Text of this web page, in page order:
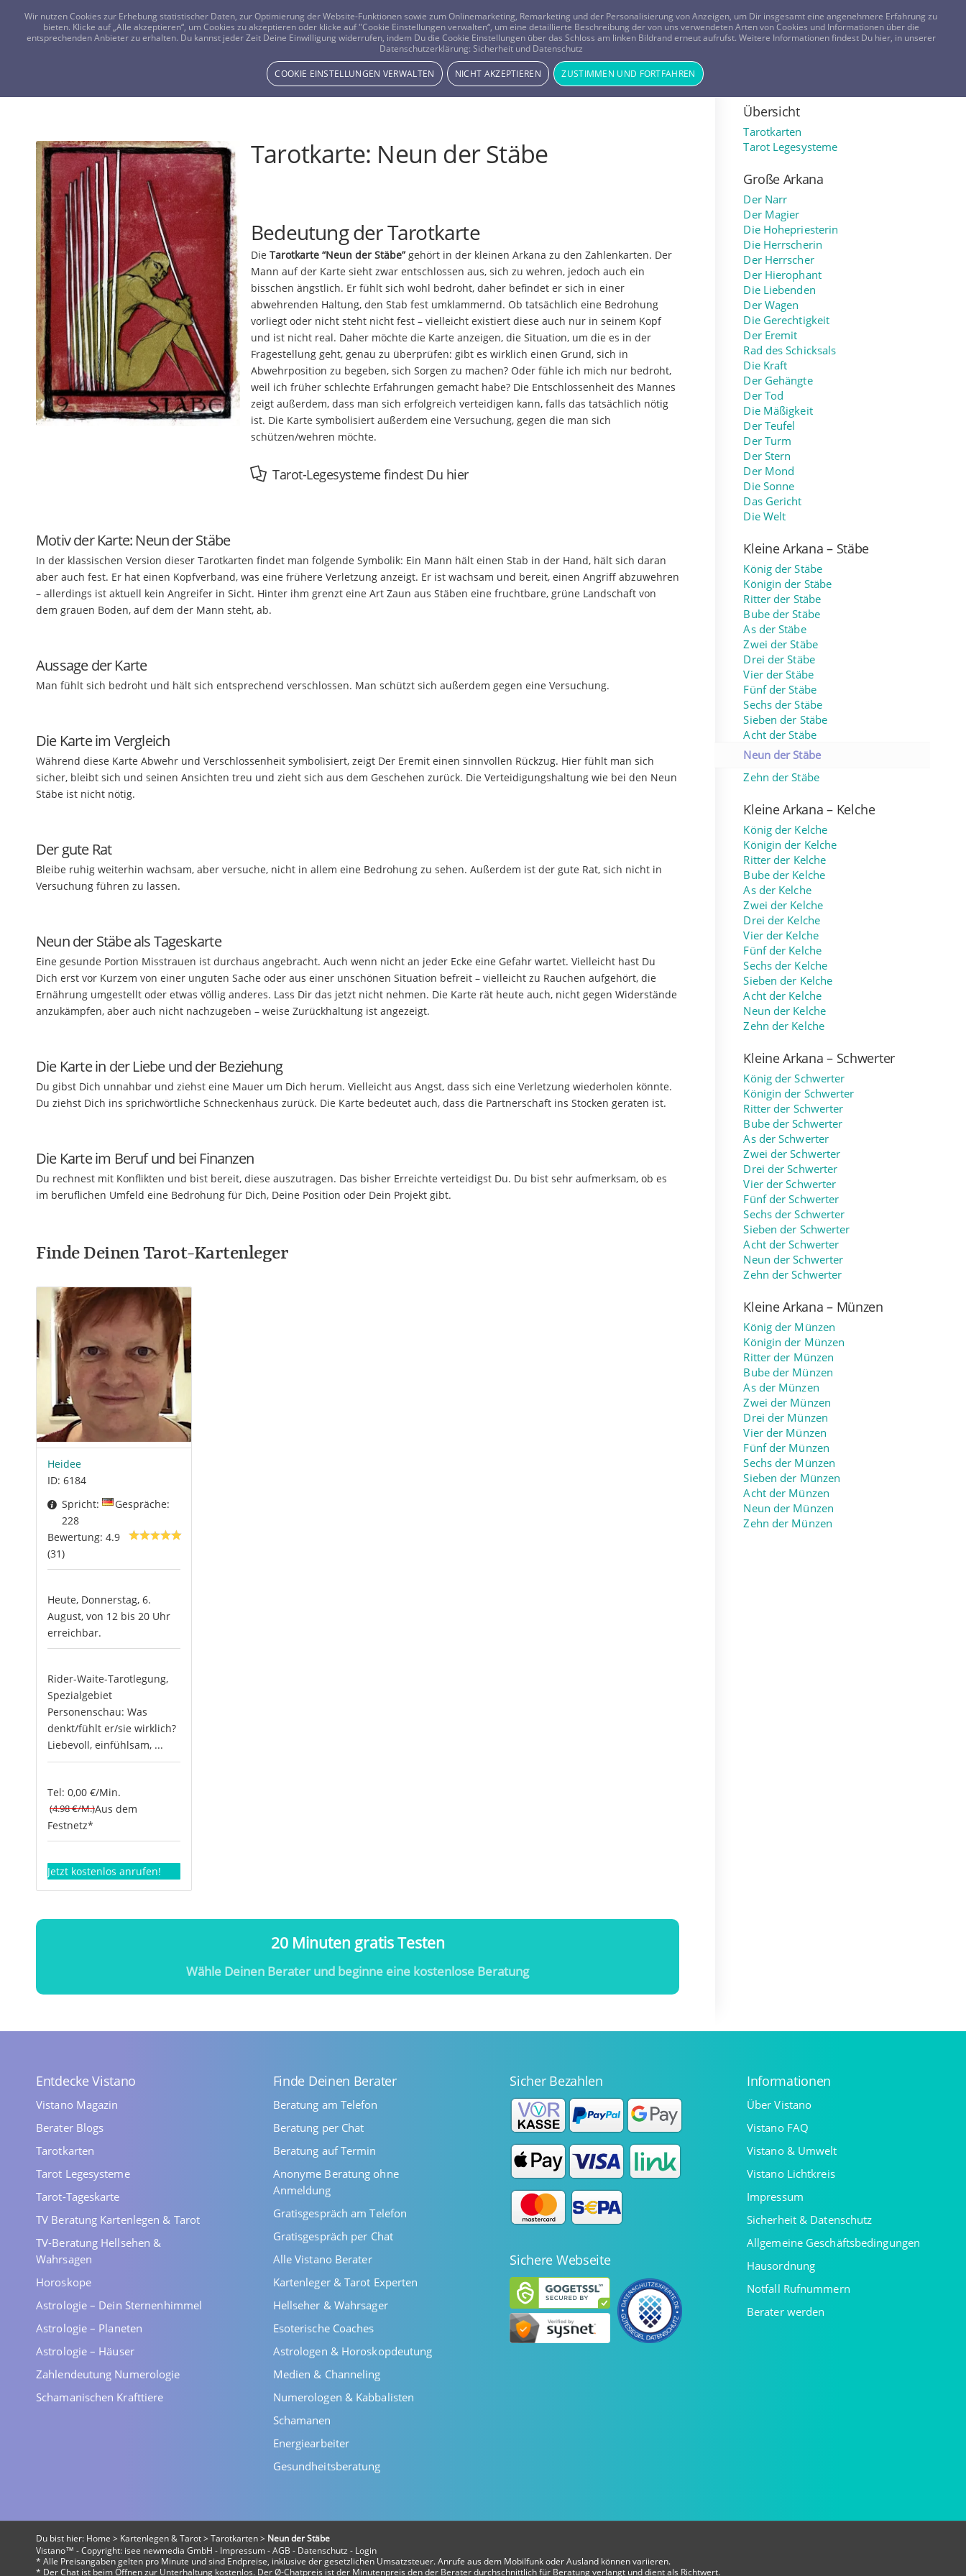
FRAGEN? KOSTENLOS ANRUFEN: 0800-8478266
Beratung Horoskope Tageskarte Magazin ANMELDEN REGISTRIEREN
Tarotkarte: Neun der Stäbe
Bedeutung der Tarotkarte
Die Tarotkarte “Neun der Stäbe”gehört in der kleinen Arkana zu den Zahlenkarten. Der
Mann auf der Karte sieht zwar entschlossen aus, sich zu wehren, jedoch auch ein
bisschen ängstlich. Er fühlt sich wohl bedroht, daher befindet er sich in einer
abwehrenden Haltung, den Stab fest umklammernd. Ob tatsächlich eine Bedrohung
vorliegt oder nicht steht nicht fest – vielleicht existiert diese auch nur in seinem Kopf
und ist nicht real. Daher möchte die Karte anzeigen, die Situation, um die es in der
Fragestellung geht, genau zu überprüfen: gibt es wirklich einen Grund, sich in
Abwehrposition zu begeben, sich Sorgen zu machen? Oder fühle ich mich nur bedroht,
weil ich früher schlechte Erfahrungen gemacht habe? Die Entschlossenheit des Mannes
zeigt außerdem, dass man sich erfolgreich verteidigen kann, falls das tatsächlich nötig
ist. Die Karte symbolisiert außerdem eine Versuchung, gegen die man sich
schützen/wehren möchte.
Tarot-Legesysteme findest Du hier
Motiv der Karte: Neun der Stäbe
In der klassischen Version dieser Tarotkarten findet man folgende Symbolik: Ein Mann hält einen Stab in der Hand, hält sich daran
aber auch fest. Er hat einen Kopfverband, was eine frühere Verletzung anzeigt. Er ist wachsam und bereit, einen Angriff abzuwehren
– allerdings ist aktuell kein Angreifer in Sicht. Hinter ihm grenzt eine Art Zaun aus Stäben eine fruchtbare, grüne Landschaft von
dem grauen Boden, auf dem der Mann steht, ab.
Aussage der Karte
Man fühlt sich bedroht und hält sich entsprechend verschlossen. Man schützt sich außerdem gegen eine Versuchung.
Die Karte im Vergleich
Während diese Karte Abwehr und Verschlossenheit symbolisiert, zeigt Der Eremit einen sinnvollen Rückzug. Hier fühlt man sich
sicher, bleibt sich und seinen Ansichten treu und zieht sich aus dem Geschehen zurück. Die Verteidigungshaltung wie bei den Neun
Stäbe ist nicht nötig.
Der gute Rat
Bleibe ruhig weiterhin wachsam, aber versuche, nicht in allem eine Bedrohung zu sehen. Außerdem ist der gute Rat, sich nicht in
Versuchung führen zu lassen.
Neun der Stäbe als Tageskarte
Eine gesunde Portion Misstrauen ist durchaus angebracht. Auch wenn nicht an jeder Ecke eine Gefahr wartet. Vielleicht hast Du
Dich erst vor Kurzem von einer unguten Sache oder aus einer unschönen Situation befreit – vielleicht zu Rauchen aufgehört, die
Ernährung umgestellt oder etwas völlig anderes. Lass Dir das jetzt nicht nehmen. Die Karte rät heute auch, nicht gegen Widerstände
anzukämpfen, aber auch nicht nachzugeben – weise Zurückhaltung ist angezeigt.
Die Karte in der Liebe und der Beziehung
Du gibst Dich unnahbar und ziehst eine Mauer um Dich herum. Vielleicht aus Angst, dass sich eine Verletzung wiederholen könnte.
Du ziehst Dich ins sprichwörtliche Schneckenhaus zurück. Die Karte bedeutet auch, dass die Partnerschaft ins Stocken geraten ist.
Die Karte im Beruf und bei Finanzen
Du rechnest mit Konflikten und bist bereit, diese auszutragen. Das bisher Erreichte verteidigst Du. Du bist sehr aufmerksam, ob es
im beruflichen Umfeld eine Bedrohung für Dich, Deine Position oder Dein Projekt gibt.
Finde Deinen Tarot-Kartenleger
Heidee
ID: 6184
Spricht:
Gespräche:
228
Bewertung: 4.9
(31)
Heute, Donnerstag, 6.
August, von 12 bis 20 Uhr
erreichbar.
Rider-Waite-Tarotlegung,
Spezialgebiet
Personenschau: Was
denkt/fühlt er/sie wirklich?
Liebevoll, einfühlsam, ...
Tel: 0,00 €/Min.
(4.98 €/M.)Aus dem
Festnetz*
Jetzt kostenlos anrufen!
20 Minuten gratis Testen
Wähle Deinen Berater und beginne eine kostenlose Beratung
Übersicht
Tarotkarten
Tarot Legesysteme
Große Arkana
Der Narr
Der Magier
Die Hohepriesterin
Die Herrscherin
Der Herrscher
Der Hierophant
Die Liebenden
Der Wagen
Die Gerechtigkeit
Der Eremit
Rad des Schicksals
Die Kraft
Der Gehängte
Der Tod
Die Mäßigkeit
Der Teufel
Der Turm
Der Stern
Der Mond
Die Sonne
Das Gericht
Die Welt
Kleine Arkana – Stäbe
König der Stäbe
Königin der Stäbe
Ritter der Stäbe
Bube der Stäbe
As der Stäbe
Zwei der Stäbe
Drei der Stäbe
Vier der Stäbe
Fünf der Stäbe
Sechs der Stäbe
Sieben der Stäbe
Acht der Stäbe
Neun der Stäbe
Zehn der Stäbe
Kleine Arkana – Kelche
König der Kelche
Königin der Kelche
Ritter der Kelche
Bube der Kelche
As der Kelche
Zwei der Kelche
Drei der Kelche
Vier der Kelche
Fünf der Kelche
Sechs der Kelche
Sieben der Kelche
Acht der Kelche
Neun der Kelche
Zehn der Kelche
Kleine Arkana – Schwerter
König der Schwerter
Königin der Schwerter
Ritter der Schwerter
Bube der Schwerter
As der Schwerter
Zwei der Schwerter
Drei der Schwerter
Vier der Schwerter
Fünf der Schwerter
Sechs der Schwerter
Sieben der Schwerter
Acht der Schwerter
Neun der Schwerter
Zehn der Schwerter
Kleine Arkana – Münzen
König der Münzen
Königin der Münzen
Ritter der Münzen
Bube der Münzen
As der Münzen
Zwei der Münzen
Drei der Münzen
Vier der Münzen
Fünf der Münzen
Sechs der Münzen
Sieben der Münzen
Acht der Münzen
Neun der Münzen
Zehn der Münzen
Entdecke Vistano
Vistano Magazin
Berater Blogs
Tarotkarten
Tarot Legesysteme
Tarot-Tageskarte
TV Beratung Kartenlegen & Tarot
TV-Beratung Hellsehen &
Wahrsagen
Horoskope
Astrologie – Dein Sternenhimmel
Astrologie – Planeten
Astrologie – Häuser
Zahlendeutung Numerologie
Schamanischen Krafttiere
Finde Deinen Berater
Beratung am Telefon
Beratung per Chat
Beratung auf Termin
Anonyme Beratung ohne
Anmeldung
Gratisgespräch am Telefon
Gratisgespräch per Chat
Alle Vistano Berater
Kartenleger & Tarot Experten
Hellseher & Wahrsager
Esoterische Coaches
Astrologen & Horoskopdeutung
Medien & Channeling
Numerologen & Kabbalisten
Schamanen
Energiearbeiter
Gesundheitsberatung
Sicher Bezahlen
Sichere Webseite
Informationen
Über Vistano
Vistano FAQ
Vistano & Umwelt
Vistano Lichtkreis
Impressum
Sicherheit & Datenschutz
Allgemeine Geschäftsbedingungen
Hausordnung
Notfall Rufnummern
Berater werden
Du bist hier: Home > Kartenlegen & Tarot> Tarotkarten> Neun der Stäbe
Vistano™ - Copyright: isee newmedia GmbH - Impressum-AGB - Datenschutz - Login
* Alle Preisangaben gelten pro Minute und sind Endpreise, inklusive der gesetzlichen Umsatzsteuer. Anrufe aus dem Mobilfunk oder Ausland können variieren.
* Der Chat ist beim Öffnen zur Unterhaltung kostenlos. Der Ø-Chatpreis ist der Minutenpreis den der Berater durchschnittlich für Beratung verlangt und dient als Richtwert.
Wir nutzen Cookies zur Erhebung statistischer Daten, zur Optimierung der Website-Funktionen sowie zum Onlinemarketing, Remarketing und der Personalisierung von Anzeigen, um Dir insgesamt eine angenehmere Erfahrung zu
bieten. Klicke auf „Alle akzeptieren“, um Cookies zu akzeptieren oder klicke auf "Cookie Einstellungen verwalten“, um eine detaillierte Beschreibung der von uns verwendeten Arten von Cookies und Informationen über die
entsprechenden Anbieter zu erhalten. Du kannst jeder Zeit Deine Einwilligung widerrufen, indem Du die Cookie Einstellungen über das Schloss am linken Bildrand erneut aufrufst. Weitere Informationen findest Du hier, in unserer
Datenschutzerklärung: Sicherheit und Datenschutz
COOKIE EINSTELLUNGEN VERWALTEN NICHT AKZEPTIEREN ZUSTIMMEN UND FORTFAHREN